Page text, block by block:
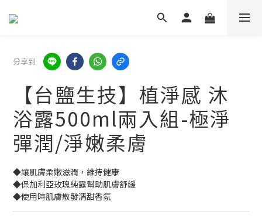
分享到
【台鹽生技】植淨感 沐
浴露500ml兩入組-極淨
彈潤/淨嫩柔膚
◆讓肌膚柔嫩滋潤，維持健康
◆保加利亞玫瑰純露幫助肌膚舒緩
◆使用時肌膚散發清甜香氛